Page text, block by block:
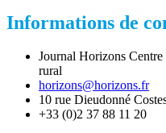
Informations de
Journal Horizons
rural
horizons@horizons.fr
10 rue Dieudonné
+33 (0)2 37 88 11 20